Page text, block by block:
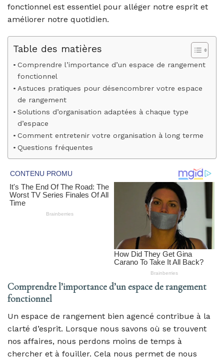
fonctionnel est essentiel pour alléger notre esprit et
améliorer notre quotidien.
Table des matières
Comprendre l’importance d’un espace de rangement
fonctionnel
Astuces pratiques pour désencombrer votre espace
de rangement
Solutions d’organisation adaptées à chaque type
d’espace
Comment entretenir votre organisation à long terme
Questions fréquentes
Comprendre l’importance d’un espace de rangement
fonctionnel
Un espace de rangement bien agencé contribue à la
clarté d’esprit. Lorsque nous savons où se trouvent
nos affaires, nous perdons moins de temps à
chercher et à fouiller. Cela nous permet de nous